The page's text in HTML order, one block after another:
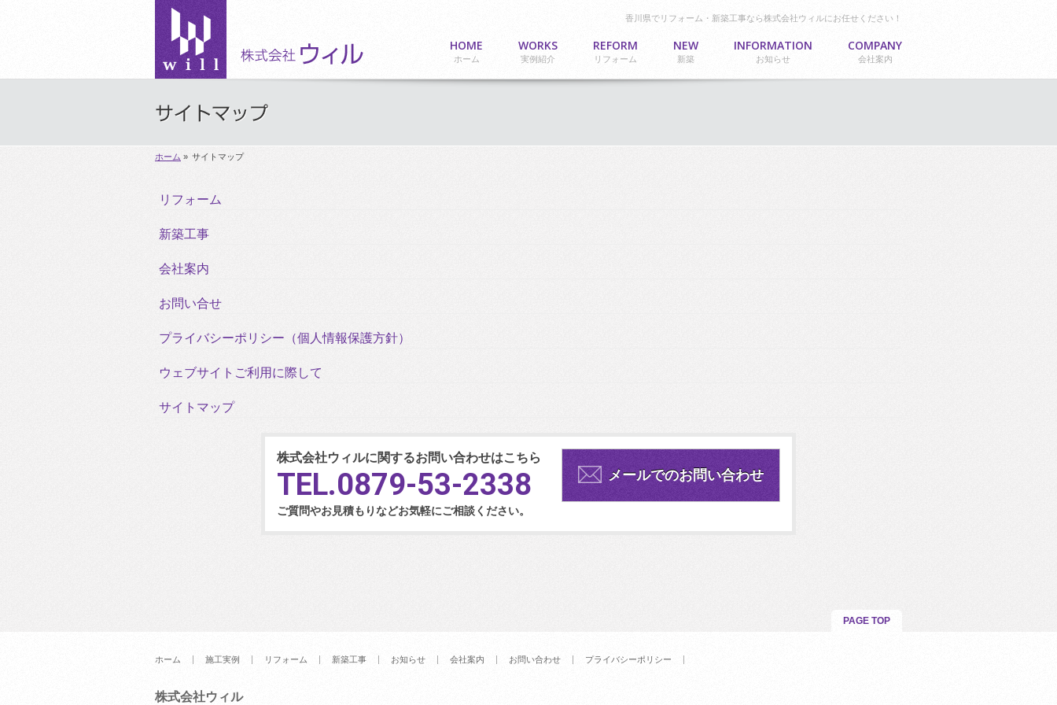
香川県でリフォーム・新築工事なら株式会社ウィルにお任せください！
HOME
ホーム
WORKS
実例紹介
REFORM
リフォーム
NEW
新築
INFORMATION
お知らせ
COMPANY
会社案内
ホーム » サイトマップ
リフォーム
新築工事
会社案内
お問い合せ
プライバシーポリシー（個人情報保護方針）
ウェブサイトご利用に際して
サイトマップ
株式会社ウィルに関するお問い合わせはこちら
TEL.0879-53-2338
ご質問やお見積もりなどお気軽にご相談ください。
メールでのお問い合わせ
PAGE TOP
ホーム 施工実例 リフォーム 新築工事 お知らせ 会社案内 お問い合わせ プライバシーポリシー
株式会社ウィル